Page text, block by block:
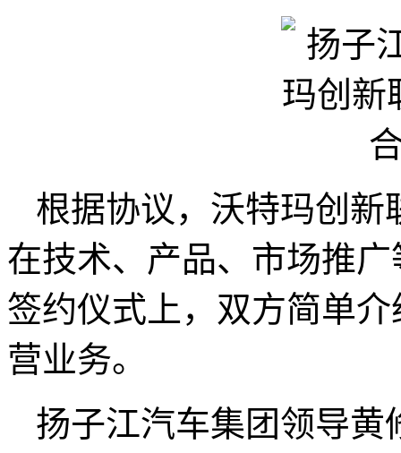
根据协议，沃特玛创新
在技术、产品、市场推
签约仪式上，双方简单
营业务。
扬子江汽车集团领导黄